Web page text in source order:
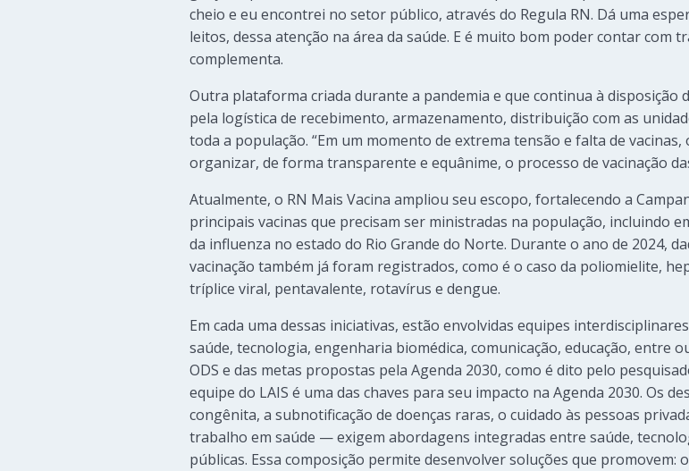
cheio e eu encontrei no setor público, através do Regula RN. Dá uma
leitos, dessa atenção na área da saúde. E é muito bom poder contar com
complementa.
Outra plataforma criada durante a pandemia e que continua à disposição
pela logística de recebimento, armazenamento, distribuição com as
toda a população. “Em um momento de extrema tensão e falta de
organizar, de forma transparente e equânime, o processo de vacinação
Atualmente, o RN Mais Vacina ampliou seu escopo, fortalecendo a
principais vacinas que precisam ser ministradas na população, incluindo
da influenza no estado do Rio Grande do Norte. Durante o ano de 2024,
vacinação também já foram registrados, como é o caso da poliomielite,
tríplice viral, pentavalente, rotavírus e dengue.
Em cada uma dessas iniciativas, estão envolvidas equipes
saúde, tecnologia, engenharia biomédica, comunicação, educação, entre
ODS e das metas propostas pela Agenda 2030, como é dito pelo
equipe do LAIS é uma das chaves para seu impacto na Agenda 2030. Os
congênita, a subnotificação de doenças raras, o cuidado às pessoas
trabalho em saúde — exigem abordagens integradas entre saúde,
públicas. Essa composição permite desenvolver soluções que promovem: o